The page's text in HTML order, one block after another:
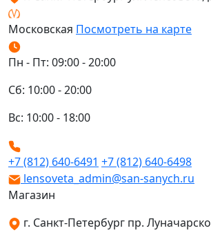
Московская Посмотреть на карте
Пн - Пт: 09:00 - 20:00
Сб: 10:00 - 20:00
Вс: 10:00 - 18:00
+7 (812) 640-6491 +7 (812) 640-6498
lensoveta_admin@san-sanych.ru
Магазин
г. Санкт-Петербург пр.